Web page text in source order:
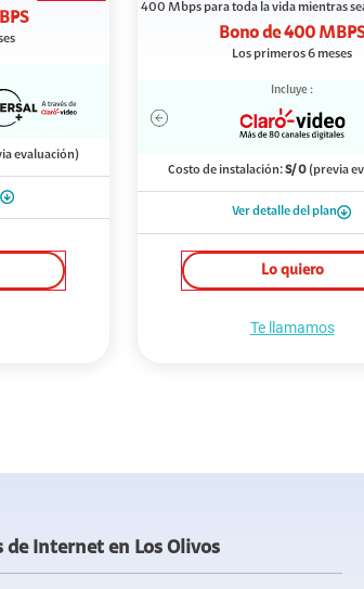
evaluación)
400 Mbpspara toda la vida mientras
Bono de400
Los primeros 6 meses
Incluye :
Costo de instalación:S/0 (previa
Ver detalle del plan
Lo quiero
Te llamamos
de Internet en Los Olivos